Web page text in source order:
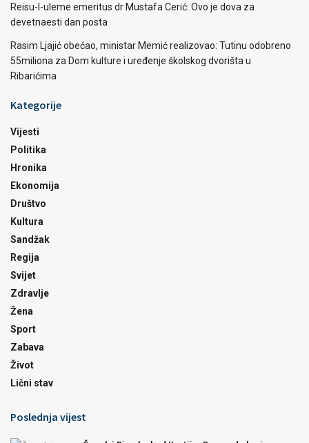
Reisu-l-uleme emeritus dr Mustafa Cerić: Ovo je dova za
devetnaesti dan posta
Rasim Ljajić obećao, ministar Memić realizovao: Tutinu odobreno
55miliona za Dom kulture i uređenje školskog dvorišta u
Ribarićima
Kategorije
Vijesti
Politika
Hronika
Ekonomija
Društvo
Kultura
Sandžak
Regija
Svijet
Zdravlje
Žena
Sport
Zabava
Život
Lični stav
Poslednja vijest